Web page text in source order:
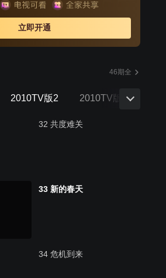
立即开通
46期全
2010TV版2 2010TV版3
32 共度难关
33 新的春天
34 危机到来